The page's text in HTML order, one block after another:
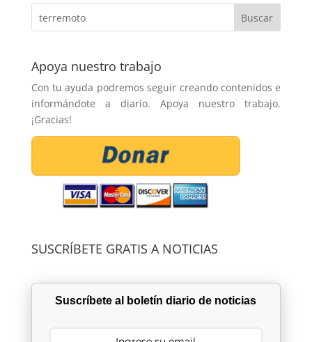
Apoya nuestro trabajo
Con tu ayuda podremos seguir creando contenidos e
informándote a diario. Apoya nuestro trabajo.
¡Gracias!
SUSCRÍBETE GRATIS A NOTICIAS
Suscríbete al boletín diario de noticias